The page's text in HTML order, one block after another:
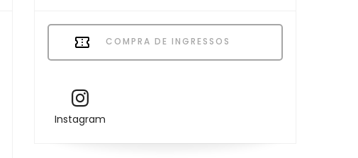
COMPRA DE INGRESSOS
Instagram